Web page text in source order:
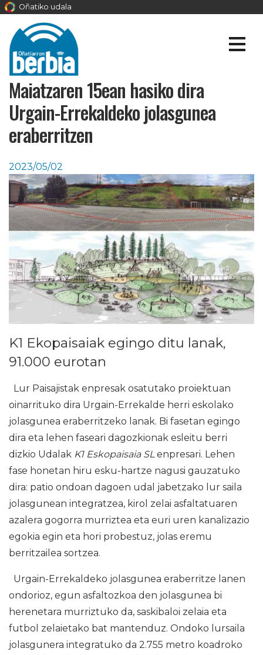
Oñatiko udala
Maiatzaren 15ean hasiko dira
Urgain-Errekaldeko jolasgunea
eraberritzen
2023/05/02
K1 Ekopaisaiak egingo ditu lanak,
91.000 eurotan
Lur Paisajistak enpresak osatutako proiektuan
oinarrituko dira Urgain-Errekalde herri eskolako
jolasgunea eraberritzeko lanak. Bi fasetan egingo
dira eta lehen faseari dagozkionak esleitu berri
dizkio Udalak K1 Eskopaisaia SLenpresari. Lehen
fase honetan hiru esku-hartze nagusi gauzatuko
dira: patio ondoan dagoen udal jabetzako lur saila
jolasgunean integratzea, kirol zelai asfaltatuaren
azalera gogorra murriztea eta euri uren kanalizazio
egokia egin eta hori probestuz, jolas eremu
berritzailea sortzea.
Urgain-Errekaldeko jolasgunea eraberritze lanen
ondorioz, egun asfaltozkoa den jolasgunea bi
herenetara murriztuko da, saskibaloi zelaia eta
futbol zelaietako bat mantenduz. Ondoko lursaila
jolasgunera integratuko da 2.755 metro koadroko